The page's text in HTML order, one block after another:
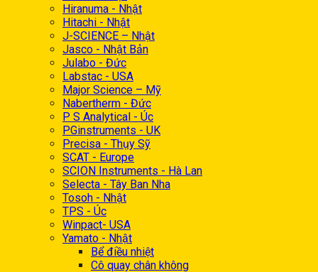
Hiranuma - Nhật
Hitachi - Nhật
J-SCIENCE – Nhật
Jasco - Nhật Bản
Julabo - Đức
Labstac - USA
Major Science – Mỹ
Nabertherm - Đức
P S Analytical - Úc
PGinstruments - UK
Precisa - Thụy Sỹ
SCAT - Europe
SCION Instruments - Hà Lan
Selecta - Tây Ban Nha
Tosoh - Nhật
TPS - Úc
Winpact- USA
Yamato - Nhật
Bể điều nhiệt
Cô quay chân không